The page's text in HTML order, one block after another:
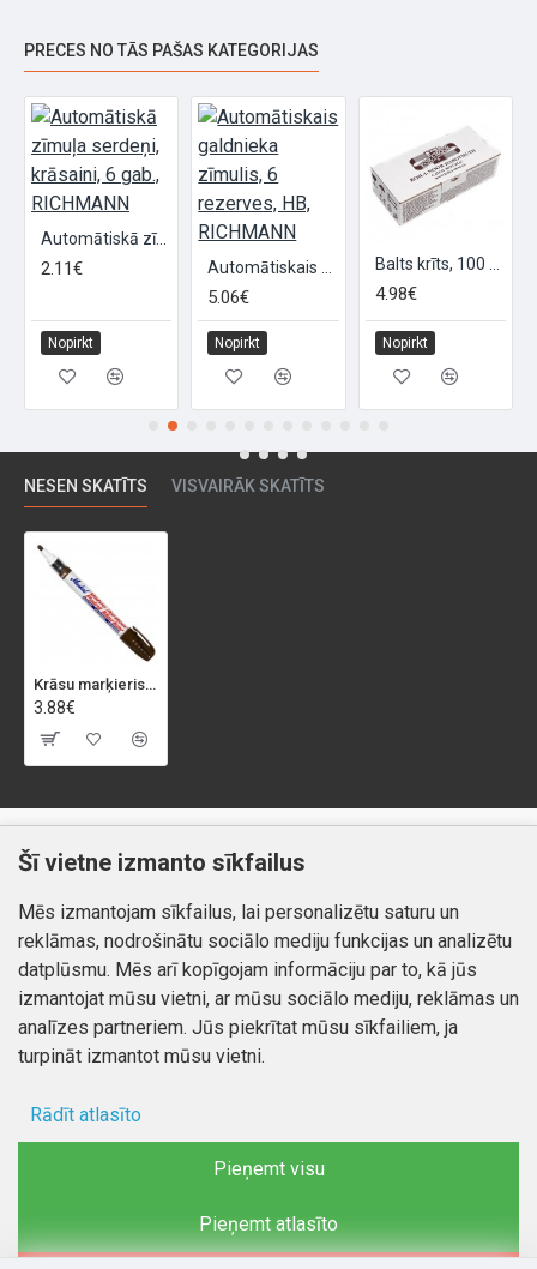
PRECES NO TĀS PAŠAS KATEGORIJAS
Automātiskā zīmuļa serdeņi, krāsaini, 6 gab., RICHMANN
2.11€
Nopirkt
5.06€
Nopirkt
Balts krīts, 100 gab. kastīte
4.98€
Nopirkt
NESEN SKATĪTS VISVAIRĀK SKATĪTS
Krāsu marķieris Valve-Action brūns
3.88€
Klientiem
Kontakti
Preču atgriešana
Mans profils
Mans profils
Pasūtījumi
Piegāde un apmaksa
Atteikuma tiesības
Privātuma politika
Kontakti
Autortiesības © 2026, www.autobode.lv, Visas tiesības
Šī vietne izmanto sīkfailus
Mēs izmantojam sīkfailus, lai personalizētu saturu un
reklāmas, nodrošinātu sociālo mediju funkcijas un analizētu
datplūsmu. Mēs arī kopīgojam informāciju par to, kā jūs
izmantojat mūsu vietni, ar mūsu sociālo mediju, reklāmas un
analīzes partneriem. Jūs piekrītat mūsu sīkfailiem, ja
turpināt izmantot mūsu vietni.
Rādīt atlasīto
Pieņemt visu
Pieņemt atlasīto